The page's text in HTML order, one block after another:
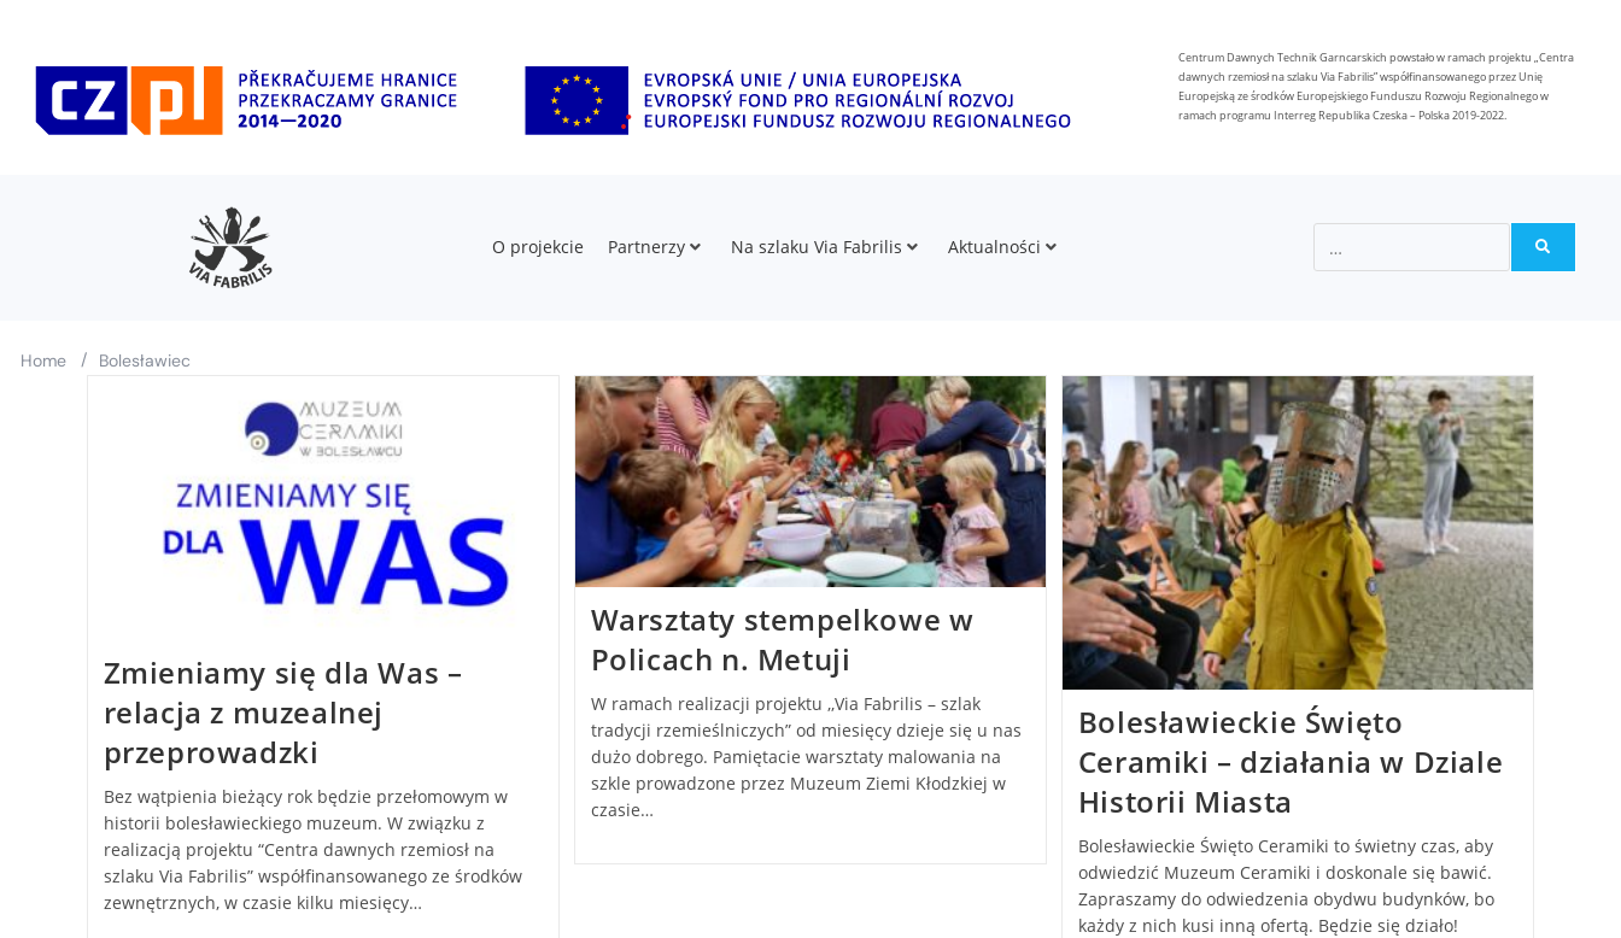
Centrum Dawnych Technik Garncarskich powstało w ramach projektu „Centra
dawnych rzemiosł na szlaku Via Fabrilis” współfinansowanego przez Unię
Europejską ze środków Europejskiego Funduszu Rozwoju Regionalnego w
ramach programu Interreg Republika Czeska – Polska 2019-2022.
O projekcie Partnerzy Na szlaku Via Fabrilis Aktualności
Home / Bolesławiec
Zmieniamy się dla Was –
relacja z muzealnej
przeprowadzki
Bez wątpienia bieżący rok będzie przełomowym w
historii bolesławieckiego muzeum. W związku z
realizacją projektu “Centra dawnych rzemiosł na
szlaku Via Fabrilis” współfinansowanego ze środków
zewnętrznych, w czasie kilku miesięcy…
Warsztaty stempelkowe w
Policach n. Metuji
W ramach realizacji projektu ,,Via Fabrilis – szlak
tradycji rzemieślniczych” od miesięcy dzieje się u nas
dużo dobrego. Pamiętacie warsztaty malowania na
szkle prowadzone przez Muzeum Ziemi Kłodzkiej w
czasie…
Bolesławieckie Święto
Ceramiki – działania w Dziale
Historii Miasta
Bolesławieckie Święto Ceramiki to świetny czas, aby
odwiedzić Muzeum Ceramiki i doskonale się bawić.
Zapraszamy do odwiedzenia obydwu budynków, bo
każdy z nich kusi inną ofertą. Będzie się działo!